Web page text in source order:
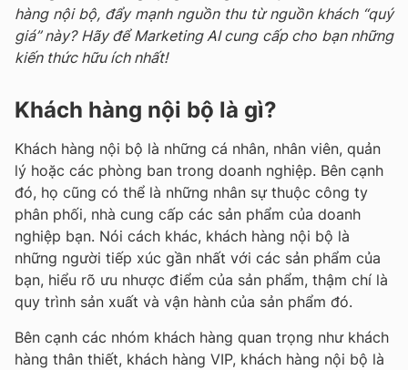
hàng nội bộ, đẩy mạnh nguồn thu từ nguồn khách “quý
giá” này? Hãy để Marketing AI cung cấp cho bạn những
kiến thức hữu ích nhất!
Khách hàng nội bộ là gì?
Khách hàng nội bộ là những cá nhân, nhân viên, quản
lý hoặc các phòng ban trong doanh nghiệp. Bên cạnh
đó, họ cũng có thể là những nhân sự thuộc công ty
phân phối, nhà cung cấp các sản phẩm của doanh
nghiệp bạn. Nói cách khác, khách hàng nội bộ là
những người tiếp xúc gần nhất với các sản phẩm của
bạn, hiểu rõ ưu nhược điểm của sản phẩm, thậm chí là
quy trình sản xuất và vận hành của sản phẩm đó.
Bên cạnh các nhóm khách hàng quan trọng như khách
hàng thân thiết, khách hàng VIP, khách hàng nội bộ là